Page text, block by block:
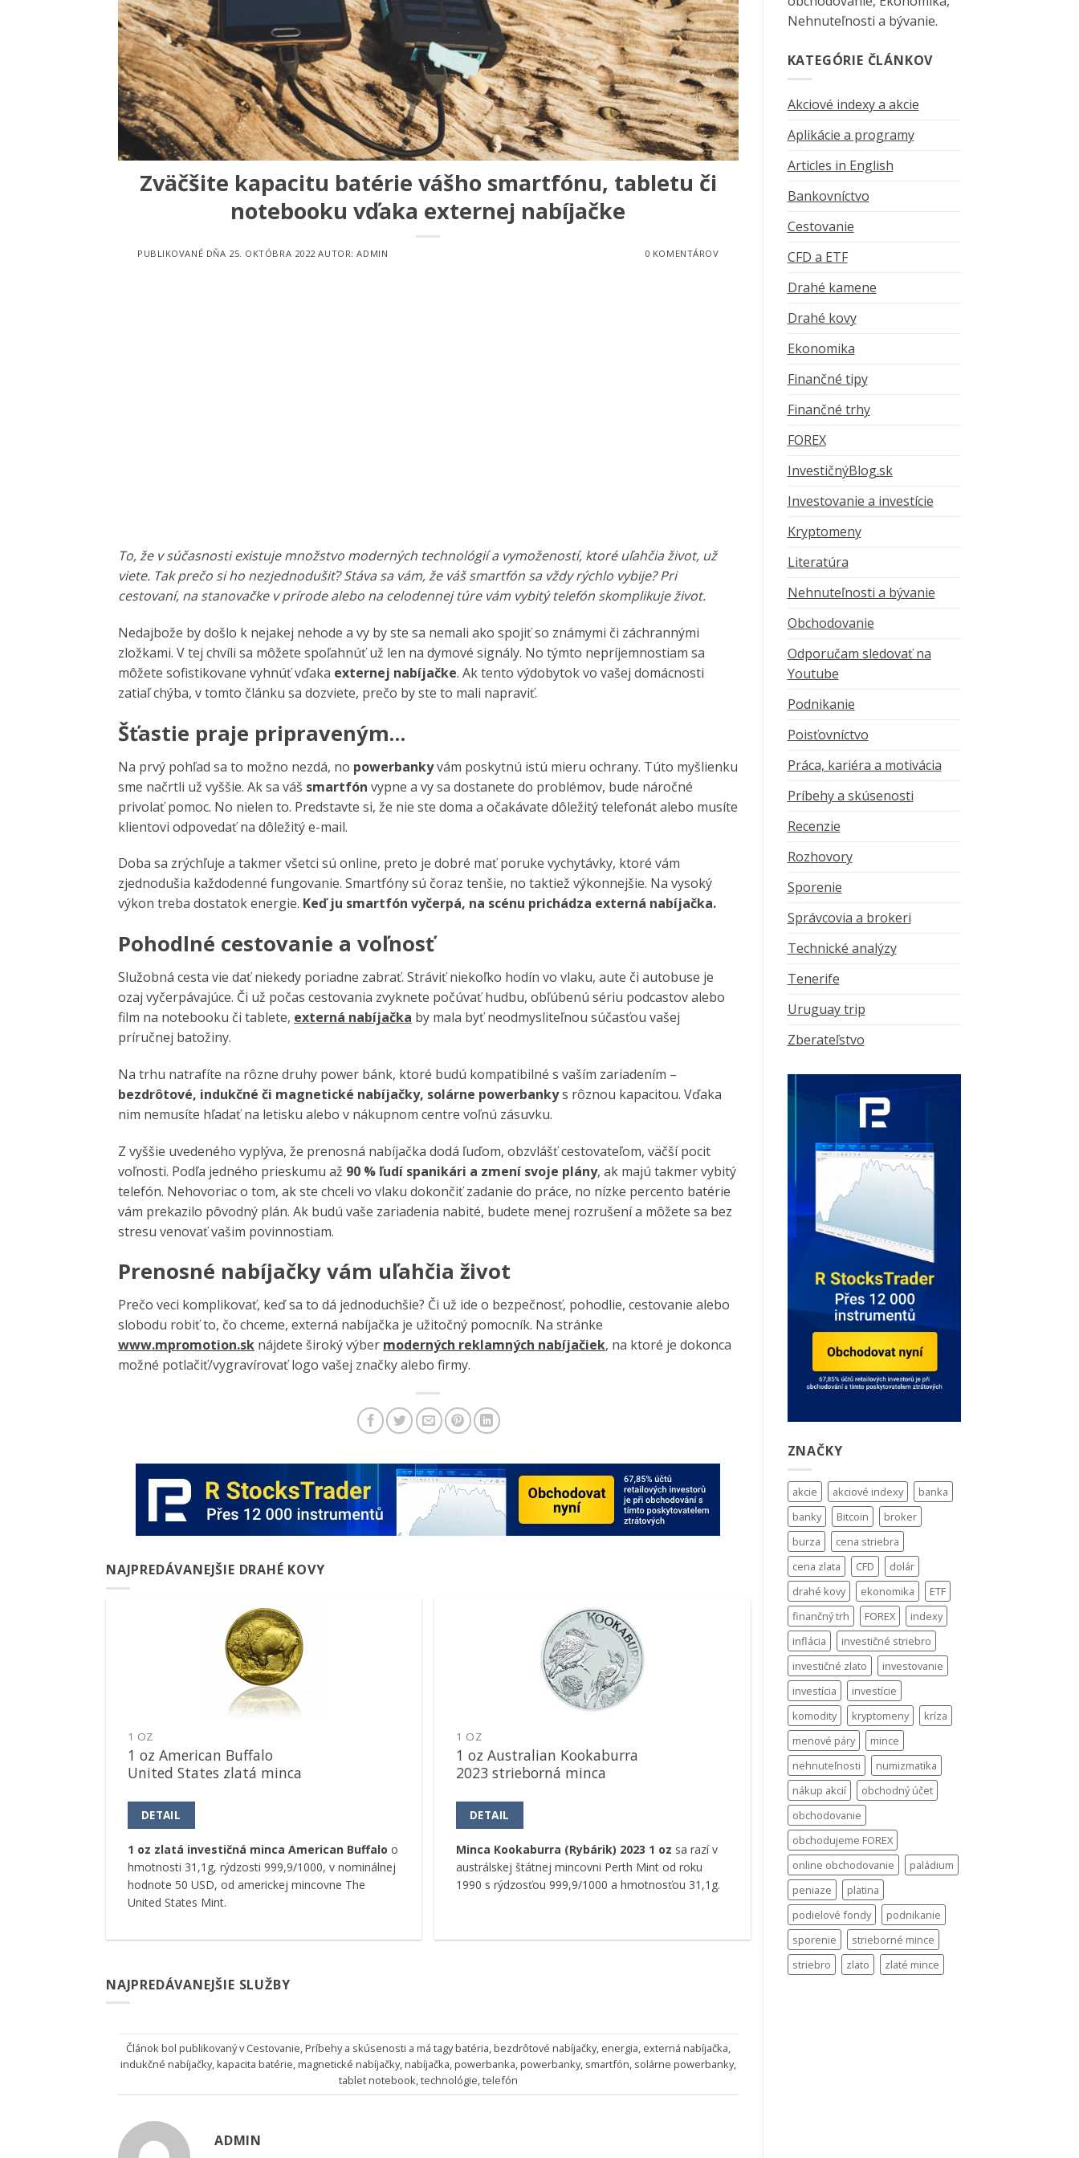
Zväčšite kapacitu batérie vášho smartfónu, tabletu či
notebooku vďaka externej nabíjačke
PUBLIKOVANÉ DŇA 25. OKTÓBRA 2022AUTOR:ADMIN 0 KOMENTÁROV
To, že v súčasnosti existuje množstvo moderných technológií a vymožeností, ktoré uľahčia život, už
viete. Tak prečo si ho nezjednodušiť? Stáva sa vám, že váš smartfón sa vždy rýchlo vybije? Pri
cestovaní, na stanovačke v prírode alebo na celodennej túre vám vybitý telefón skomplikuje život.
Nedajbože by došlo k nejakej nehode a vy by ste sa nemali ako spojiť so známymi či záchrannými
zložkami. V tej chvíli sa môžete spoľahnúť už len na dymové signály. No týmto nepríjemnostiam sa
môžete sofistikovane vyhnúť vďaka externej nabíjačke. Ak tento výdobytok vo vašej domácnosti
zatiaľ chýba, v tomto článku sa dozviete, prečo by ste to mali napraviť.
Šťastie praje pripraveným…
Na prvý pohľad sa to možno nezdá, no powerbankyvám poskytnú istú mieru ochrany. Túto myšlienku
sme načrtli už vyššie. Ak sa váš smartfón vypne a vy sa dostanete do problémov, bude náročné
privolať pomoc. No nielen to. Predstavte si, že nie ste doma a očakávate dôležitý telefonát alebo musíte
klientovi odpovedať na dôležitý e-mail.
Doba sa zrýchľuje a takmer všetci sú online, preto je dobré mať poruke vychytávky, ktoré vám
zjednodušia každodenné fungovanie. Smartfóny sú čoraz tenšie, no taktiež výkonnejšie. Na vysoký
výkon treba dostatok energie. Keď ju smartfón vyčerpá, na scénu prichádza externá nabíjačka.
Pohodlné cestovanie a voľnosť
Služobná cesta vie dať niekedy poriadne zabrať. Stráviť niekoľko hodín vo vlaku, aute či autobuse je
ozaj vyčerpávajúce. Či už počas cestovania zvyknete počúvať hudbu, obľúbenú sériu podcastov alebo
film na notebooku či tablete, externá nabíjačka by mala byť neodmysliteľnou súčasťou vašej
príručnej batožiny.
Na trhu natrafíte na rôzne druhy power bánk, ktoré budú kompatibilné s vaším zariadením –
bezdrôtové, indukčné či magnetické nabíjačky, solárne powerbankys rôznou kapacitou. Vďaka
nim nemusíte hľadať na letisku alebo v nákupnom centre voľnú zásuvku.
Z vyššie uvedeného vyplýva, že prenosná nabíjačka dodá ľuďom, obzvlášť cestovateľom, väčší pocit
voľnosti. Podľa jedného prieskumu až 90 % ľudí spanikári a zmení svoje plány, ak majú takmer vybitý
telefón. Nehovoriac o tom, ak ste chceli vo vlaku dokončiť zadanie do práce, no nízke percento batérie
vám prekazilo pôvodný plán. Ak budú vaše zariadenia nabité, budete menej rozrušení a môžete sa bez
stresu venovať vašim povinnostiam.
Prenosné nabíjačky vám uľahčia život
Prečo veci komplikovať, keď sa to dá jednoduchšie? Či už ide o bezpečnosť, pohodlie, cestovanie alebo
slobodu robiť to, čo chceme, externá nabíjačka je užitočný pomocník. Na stránke
www.mpromotion.sk nájdete široký výber moderných reklamných nabíjačiek, na ktoré je dokonca
možné potlačiť/vygravírovať logo vašej značky alebo firmy.
NAJPREDÁVANEJŠIE DRAHÉ KOVY
Pridať k
obľúbeným
1 OZ
1 oz American Buffalo
United States zlatá minca
DETAIL
1 oz zlatá investičná minca American Buffalo o
hmotnosti 31,1g, rýdzosti 999,9/1000, v nominálnej
hodnote 50 USD, od americkej mincovne The
United States Mint.
Pridať k
obľúbeným
1 OZ
1 oz Australian Kookaburra
2023 strieborná minca
DETAIL
Minca Kookaburra (Rybárik) 2023 1 oz sa razí v
austrálskej štátnej mincovni Perth Mint od roku
1990 s rýdzosťou 999,9/1000 a hmotnosťou 31,1g.
NAJPREDÁVANEJŠIE SLUŽBY
Článok bol publikovaný vCestovanie,Príbehy a skúsenosti a má tagybatéria,bezdrôtové nabíjačky, energia, externá nabíjačka,
indukčné nabíjačky,kapacita batérie,magnetické nabíjačky,nabíjačka,powerbanka,powerbanky, smartfón, solárne powerbanky,
tablet notebook,technológie,telefón
ADMIN
Nehnuteľnosti a bývanie.
KATEGÓRIE ČLÁNKOV
Akciové indexy a akcie
Aplikácie a programy
Articles in English
Bankovníctvo
Cestovanie
CFD a ETF
Drahé kamene
Drahé kovy
Ekonomika
Finančné tipy
Finančné trhy
FOREX
InvestičnýBlog.sk
Investovanie a investície
Kryptomeny
Literatúra
Nehnuteľnosti a bývanie
Obchodovanie
Odporučam sledovať na
Youtube
Podnikanie
Poisťovníctvo
Práca, kariéra a motivácia
Príbehy a skúsenosti
Recenzie
Rozhovory
Sporenie
Správcovia a brokeri
Technické analýzy
Tenerife
Uruguay trip
Zberateľstvo
ZNAČKY
akcie akciové indexy
banka
banky
Bitcoin
broker
burza
cena striebra
cena zlata
CFD
dolár
drahé kovy
ekonomika
ETF
finančný trh
FOREX
indexy
inflácia
investičné striebro
investičné zlato
investovanie
investícia
investície
komodity
kryptomeny
kríza
menové páry
mince
nehnuteľnosti
numizmatika
nákup akcií
obchodný účet
obchodovanie
obchodujeme FOREX
online obchodovanie
paládium
peniaze
platina
podielové fondy
podnikanie
sporenie
strieborné mince
striebro
zlato zlaté mince